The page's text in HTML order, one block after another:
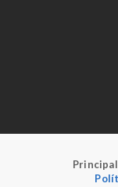
Principal